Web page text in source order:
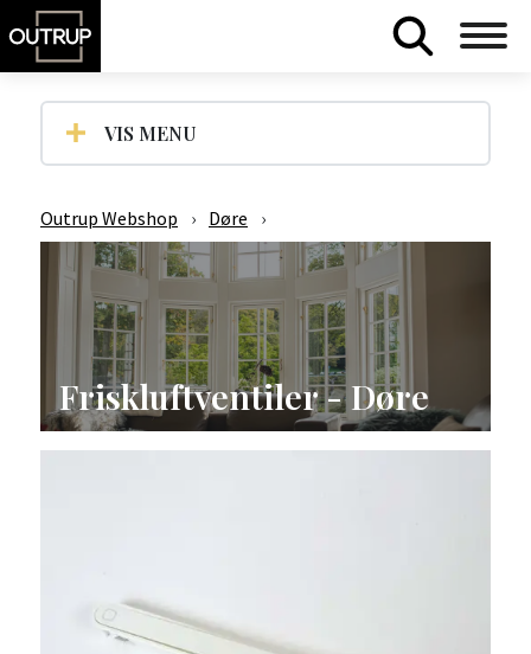
VIS MENU
Outrup Webshop › Døre ›
Friskluftventiler - Døre